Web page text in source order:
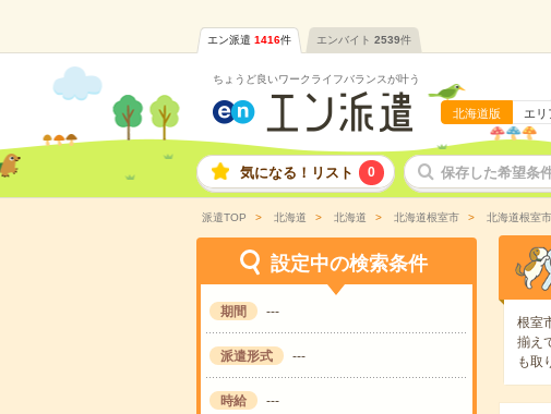
エン派遣 1416件 エンバイト 2539件
ちょうど良いワークライフバランスが叶う
北海道版 エリ
気になる！リスト 0 保存した希望条
派遣TOP 北海道 北海道 北海道根室市 北海道根室
設定中の検索条件
期間 ---
派遣形式 ---
時給 ---
根室
揃え
も取